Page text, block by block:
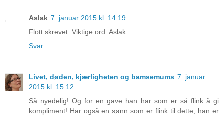
Aslak 7. januar 2015 kl. 14:19
Flott skrevet. Viktige ord. Aslak
Svar
Livet, døden, kjærligheten og bamsemums 7. januar
2015 kl. 15:12
Så nyedelig! Og for en gave han har som er så flink å gi
kompliment! Har også en sønn som er flink til dette, han er